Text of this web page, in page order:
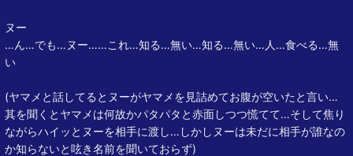
ヌー
…ん…でも…ヌー……これ…知る…無い…知る…無い…人…食べる…無
い
(ヤマメと話してるとヌーがヤマメを見詰めてお腹が空いたと言い…
其を聞くとヤマメは何故かパタパタと赤面しつつ慌てて…そして焦り
ながらハイッとヌーを相手に渡し…しかしヌーは未だに相手が誰なの
か知らないと呟き名前を聞いておらず)